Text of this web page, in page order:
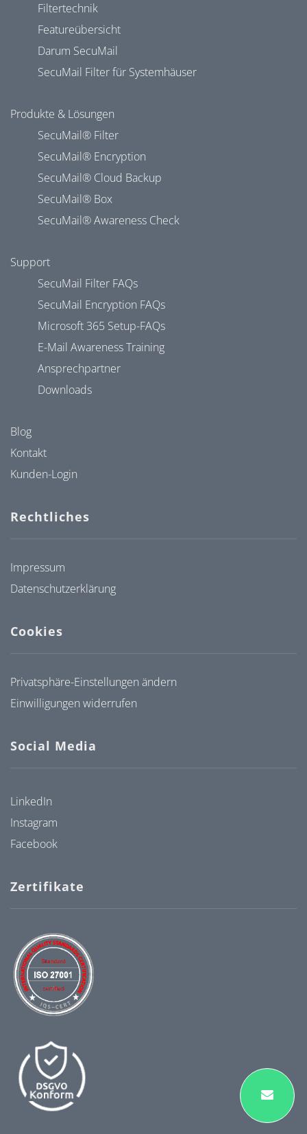
Filtertechnik
Featureübersicht
Darum SecuMail
SecuMail Filter für Systemhäuser
Produkte & Lösungen
SecuMail® Filter
SecuMail® Encryption
SecuMail® Cloud Backup
SecuMail® Box
SecuMail® Awareness Check
Support
SecuMail Filter FAQs
SecuMail Encryption FAQs
Microsoft 365 Setup-FAQs
E-Mail Awareness Training
Ansprechpartner
Downloads
Blog
Kontakt
Kunden-Login
Rechtliches
Impressum
Datenschutzerklärung
Cookies
Privatsphäre-Einstellungen ändern
Einwilligungen widerrufen
Social Media
LinkedIn
Instagram
Facebook
Zertifikate